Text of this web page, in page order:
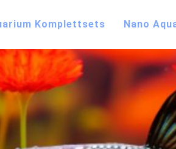
Komplettsets Nano